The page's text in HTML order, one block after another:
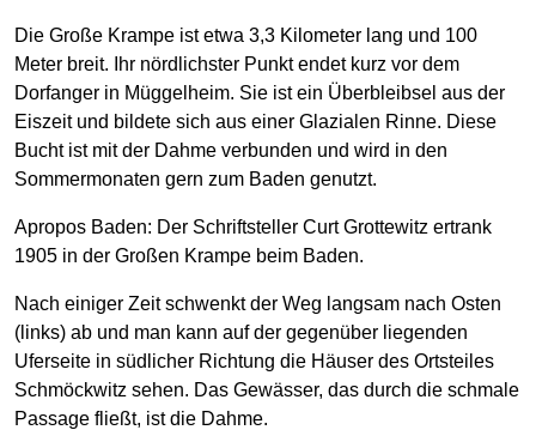
Die Große Krampe ist etwa 3,3 Kilometer lang und 100
Meter breit. Ihr nördlichster Punkt endet kurz vor dem
Dorfanger in Müggelheim. Sie ist ein Überbleibsel aus der
Eiszeit und bildete sich aus einer Glazialen Rinne. Diese
Bucht ist mit der Dahme verbunden und wird in den
Sommermonaten gern zum Baden genutzt.
Apropos Baden: Der Schriftsteller Curt Grottewitz ertrank
1905 in der Großen Krampe beim Baden.
Nach einiger Zeit schwenkt der Weg langsam nach Osten
(links) ab und man kann auf der gegenüber liegenden
Uferseite in südlicher Richtung die Häuser des Ortsteiles
Schmöckwitz sehen. Das Gewässer, das durch die schmale
Passage fließt, ist die Dahme.